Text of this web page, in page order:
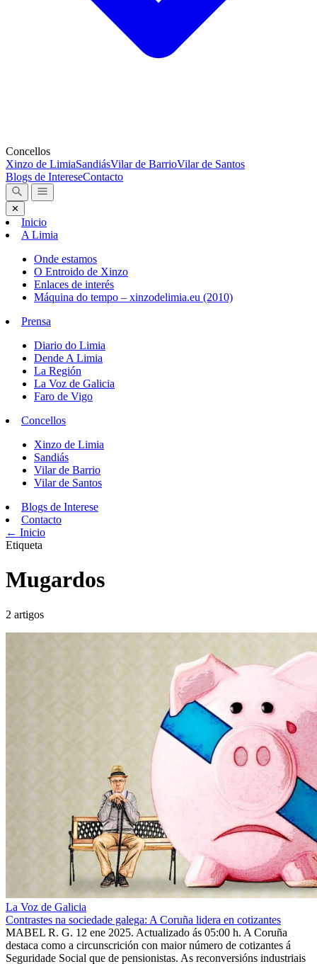
Concellos
Xinzo de LimiaSandiásVilar de BarrioVilar de Santos
Blogs de IntereseContacto
✕
Inicio
A Limia
Onde estamos
O Entroido de Xinzo
Enlaces de interés
Máquina do tempo – xinzodelimia.eu (2010)
Prensa
Diario do Limia
Dende A Limia
La Región
La Voz de Galicia
Faro de Vigo
Concellos
Xinzo de Limia
Sandiás
Vilar de Barrio
Vilar de Santos
Blogs de Interese
Contacto
← Inicio
Etiqueta
Mugardos
2 artigos
La Voz de Galicia
Contrastes na sociedade galega: A Coruña lidera en cotizantes
MABEL R. G. 12 ene 2025. Actualizado ás 05:00 h. A Coruña
destaca como a circunscrición con maior número de cotizantes á
Seguridade Social que de pensionistas. As reconversións industriais